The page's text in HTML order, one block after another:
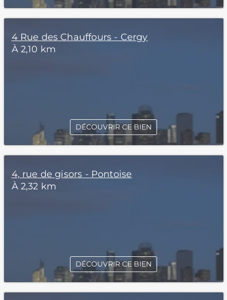
4 Rue des Chauffours - Cergy
À 2,10 km
DÉCOUVRIR CE BIEN
4, rue de gisors - Pontoise
À 2,32 km
DÉCOUVRIR CE BIEN